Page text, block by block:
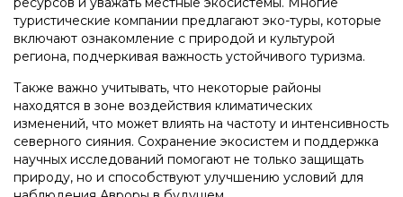
туристические компании предлагают эко-туры, которые
включают ознакомление с природой и культурой
региона, подчеркивая важность устойчивого туризма.
Также важно учитывать, что некоторые районы
находятся в зоне воздействия климатических
изменений, что может влиять на частоту и интенсивность
северного сияния. Сохранение экосистем и поддержка
научных исследований помогают не только защищать
природу, но и способствуют улучшению условий для